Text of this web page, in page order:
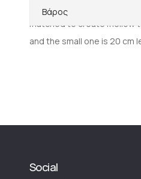
The set of 3 different
matched to create mellow
and the small one is 20 cm
Περισσότερες
Πληροφορίες
Βάρος
Social